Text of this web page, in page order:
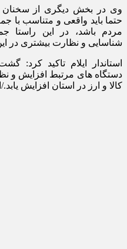
وی در بخش دیگری از سخنان
حتما باید واقعی و متناسب
مردم باشد، در این راستا
شناسایی و نظارت بیشتری در
استاندار ایلام تاکید
دستگاه های مرتبط افزایش و
کالا و ارز در استان افزایش یابد./